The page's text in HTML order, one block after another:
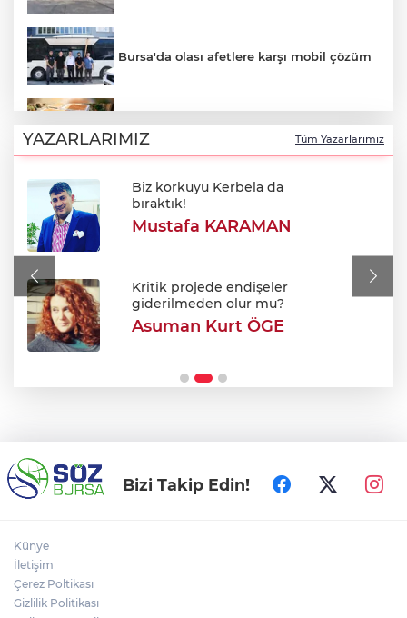
Bursa'da olası afetlere karşı mobil çözüm
güneşiyle gelen doğal probiyotik
Sofraların neşesi meze kültürü ve ev
yapımı 3 efsane tarif!
YAZARLARIMIZ Tüm Yazarlarımız
Biz korkuyu Kerbela da
bıraktık!
Mustafa KARAMAN
Kritik projede endişeler
giderilmeden olur mu?
Asuman Kurt ÖGE
Bizi Takip Edin!
Künye
İletişim
Çerez Poltikası
Gizlilik Politikası